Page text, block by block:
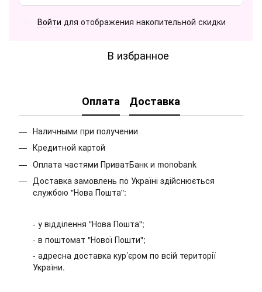
Войти для отображения накопительной скидки
В избранное
Оплата Доставка
Наличными при получении
Кредитной картой
Оплата частями ПриватБанк и monobank
Доставка замовлень по Україні здійснюється
службою "Нова Пошта":
- у відділення "Нова Пошта";
- в поштомат "Нової Пошти";
- адресна доставка кур’єром по всій території
України.